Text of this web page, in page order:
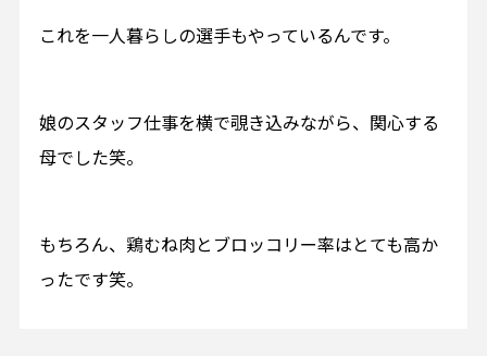
これを一人暮らしの選手もやっているんです。
娘のスタッフ仕事を横で覗き込みながら、関心する
母でした笑。
もちろん、鶏むね肉とブロッコリー率はとても高か
ったです笑。